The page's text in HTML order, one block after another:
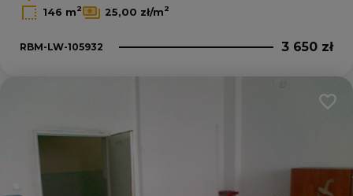
146 m2 25,00 zł/m2
RBM-LW-105932 3 650 zł